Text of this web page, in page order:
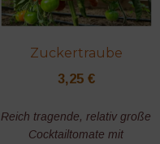
Zuckertraube
3,25 €
Reich tragende, relativ große
Cocktailtomate mit